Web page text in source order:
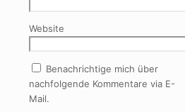
Website
Benachrichtige mich über
nachfolgende Kommentare via E-
Mail.